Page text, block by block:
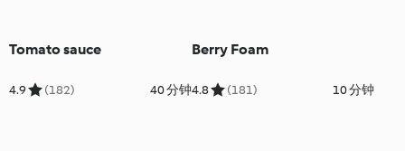
Tomato sauce
4.9 (182) 40 分钟
Berry Foam
4.8 (181) 10 分钟